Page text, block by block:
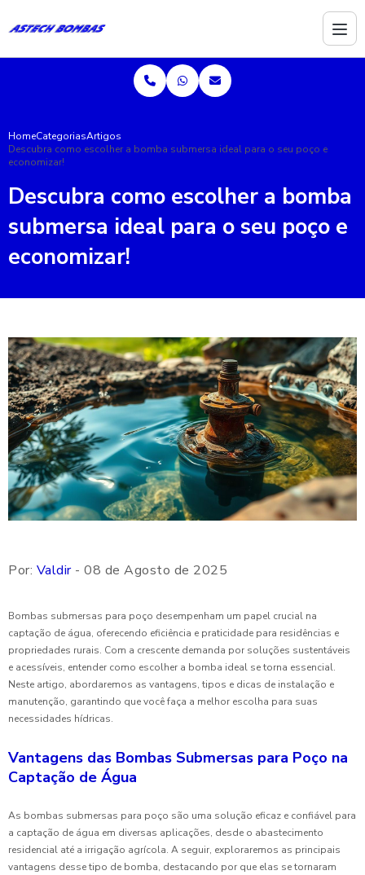
HomeCategoriasArtigos
Descubra como escolher a bomba submersa ideal para o seu poço e
economizar!
Descubra como escolher a bomba
submersa ideal para o seu poço e
economizar!
Por: Valdir- 08 de Agosto de 2025
Bombas submersas para poço desempenham um papel crucial na
captação de água, oferecendo eficiência e praticidade para residências e
propriedades rurais. Com a crescente demanda por soluções sustentáveis
e acessíveis, entender como escolher a bomba ideal se torna essencial.
Neste artigo, abordaremos as vantagens, tipos e dicas de instalação e
manutenção, garantindo que você faça a melhor escolha para suas
necessidades hídricas.
Vantagens das Bombas Submersas para Poço na
Captação de Água
As bombas submersas para poço são uma solução eficaz e confiável para
a captação de água em diversas aplicações, desde o abastecimento
residencial até a irrigação agrícola. A seguir, exploraremos as principais
vantagens desse tipo de bomba, destacando por que elas se tornaram